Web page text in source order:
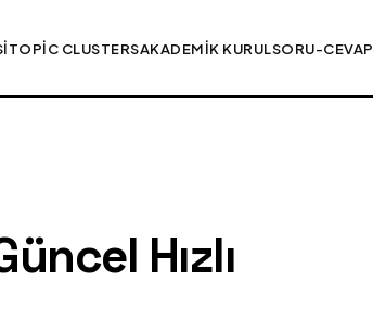
TOPIC CLUSTERSAKADEMIK KURULSORU-CEVAP
Hızlı